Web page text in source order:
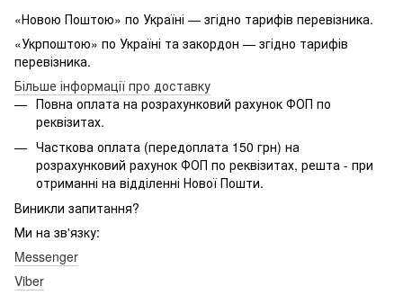
«Новою Поштою» по Україні — згідно тарифів перевізника.
«Укрпоштою» по Україні та закордон — згідно тарифів
перевізника.
Більше інформації про доставку
Повна оплата на розрахунковий рахунок ФОП по
реквізитах.
Часткова оплата (передоплата 150 грн) на
розрахунковий рахунок ФОП по реквізитах, решта - при
отриманні на відділенні Нової Пошти.
Виникли запитання?
Ми на зв'язку:
Messenger
Viber